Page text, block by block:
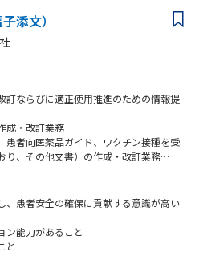
アーカイブおよび有効期限管理の証憑な
承認事例のサンプリング、承認根拠、識
項に対するCAPAの完了管理を行う。
ドバックサイクルを構築・運用する。
向けガイダンスの更新、申請者向けチ
法務部門と連携したリフレッシュ研修の
数、リードタイム、再作業回数、期限
析・報告する。コンプライアンスを損な
分けやテンプレート活用による業務簡素
、承認フローへの参加、期限内レビュー
ント開催、講演依頼等）の企画段階から
を提供し、コンプライアンスおよびレ
。
ションを取れる方
を前向きに遂行できる方
寄り添える方
添文）
訂ならびに適正使用推進のための情報提
成・改訂業務
患者向医薬品ガイド、ワクチン接種を受
り、その他文書）の作成・改訂業務
との調整、折衝および問い合わせ対応
理ならびに業務品質の維持・改善業務
、患者安全の確保に貢献する意識が高い
ン能力があること
と